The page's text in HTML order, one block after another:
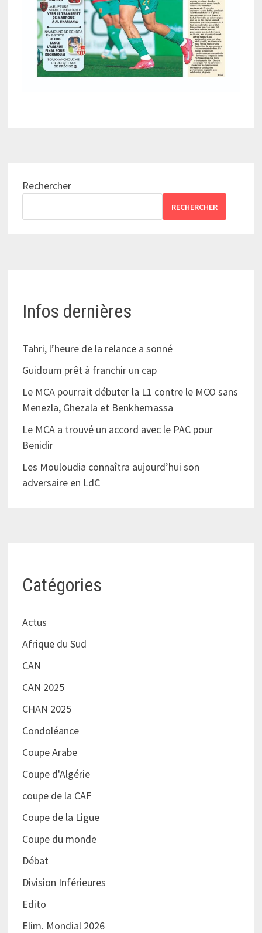
Rechercher
RECHERCHER
Infos dernières
Tahri, l’heure de la relance a sonné
Guidoum prêt à franchir un cap
Le MCA pourrait débuter la L1 contre le MCO sans
Menezla, Ghezala et Benkhemassa
Le MCA a trouvé un accord avec le PAC pour
Benidir
Les Mouloudia connaîtra aujourd’hui son
adversaire en LdC
Catégories
Actus
Afrique du Sud
CAN
CAN 2025
CHAN 2025
Condoléance
Coupe Arabe
Coupe d'Algérie
coupe de la CAF
Coupe de la Ligue
Coupe du monde
Débat
Division Inférieures
Edito
Elim. Mondial 2026